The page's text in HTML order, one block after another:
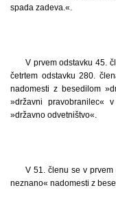
spada zadeva.«.
V prvem odstavku 45.
četrtem odstavku 280.
nadomesti z besedilom
»državni pravobranilec«
»državno odvetništvo«.
V 51. členu se v
neznano« nadomesti z